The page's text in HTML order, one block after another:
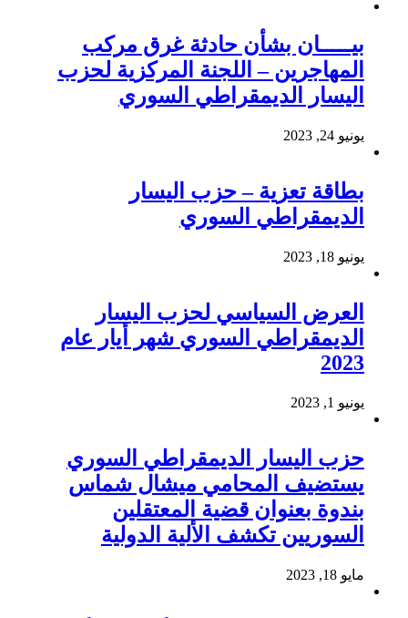
بيـــــان بشأن حادثة غرق مركب
المهاجرين – اللجنة المركزية لحزب
اليسار الديمقراطي السوري
يونيو 24, 2023
بطاقة تعزية – حزب اليسار
الديمقراطي السوري
يونيو 18, 2023
العرض السياسي لحزب اليسار
الديمقراطي السوري شهر أيار عام
2023
يونيو 1, 2023
حزب اليسار الديمقراطي السوري
يستضيف المحامي ميشال شماس
بندوة بعنوان قضية المعتقلين
السوريين تكشف الألية الدولية
مايو 18, 2023